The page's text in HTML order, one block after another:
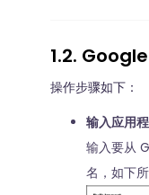
1.2.
操作步骤如下：
输入应用
输入要从
名，如下所